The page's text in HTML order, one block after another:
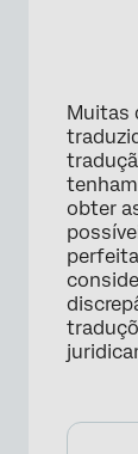
Muitas
obter